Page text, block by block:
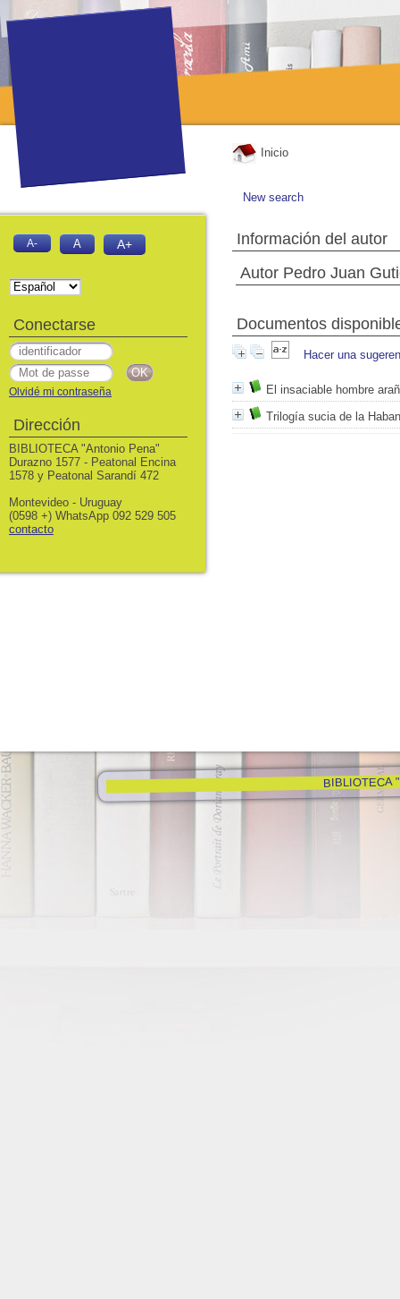
Inicio
New search
Información del autor
Autor Pedro Juan
Documentos
Hacer una
El insaciable hombre
Trilogía sucia de la
BIBLIOTECA
A- A A+
Conectarse
Olvidé mi contraseña
Dirección
BIBLIOTECA "Antonio Pena"
Durazno 1577 - Peatonal Encina
1578 y Peatonal Sarandí 472
Montevideo - Uruguay
(0598 +) WhatsApp 092 529 505
contacto